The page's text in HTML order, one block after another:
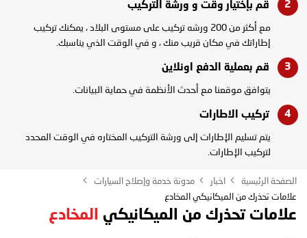
قم بإختيار وقت و ورشة التركيب
مع أكثر من 200 ورشه تركيب على مستوى البلاد ، يمكنك تركيب
إطاراتك في مكان قريب منك ، و في الوقت الذي يناسبك.
قم بعملية الدفع اونلاين
يتوافق موقعنا مع أحدث الأنظمة في حماية البيانات.
تركيب الاطارات
يتم تسليم الإطارات إلى ورشة التركيب المختاره في الوقت المحدد
لتركيب الإطارات.
الصفحة الرئيسية اخبار
مدونة خدمة وإصلاح السيارات
علامات تحذرك من الميكانيكي المخادع
علامات تحذرك من الميكانيكي المخادع